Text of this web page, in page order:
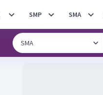
SMP SMA